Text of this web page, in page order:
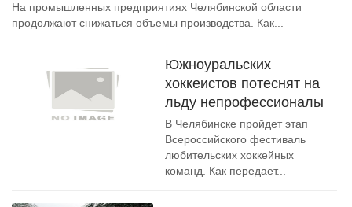
На промышленных предприятиях Челябинской области
продолжают снижаться объемы производства. Как...
Южноуральских
хоккеистов потеснят на
льду непрофессионалы
В Челябинске пройдет этап
Всероссийского фестиваль
любительских хоккейных
команд. Как передает...